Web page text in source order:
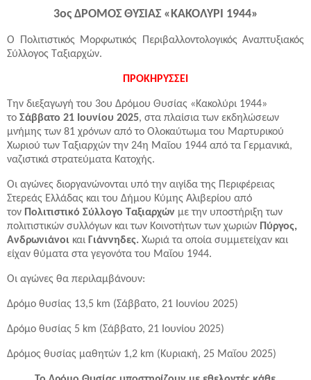
3ος ΔΡΟΜΟΣ ΘΥΣΙΑΣ «ΚΑΚΟΛΥΡΙ 1944»
Ο Πολιτιστικός Μορφωτικός Περιβαλλοντολογικός Αναπτυξιακός
Σύλλογος Ταξιαρχών.
ΠΡΟΚΗΡΥΣΣΕΙ
Την διεξαγωγή του 3ου Δρόμου Θυσίας «Κακολύρι 1944»
το Σάββατο 21 Ιουνίου 2025, στα πλαίσια των εκδηλώσεων
μνήμης των 81 χρόνων από το Ολοκαύτωμα του Μαρτυρικού
Χωριού των Ταξιαρχών την 24η Μαΐου 1944 από τα Γερμανικά,
ναζιστικά στρατεύματα Κατοχής.
Οι αγώνες διοργανώνονται υπό την αιγίδα της Περιφέρειας
Στερεάς Ελλάδας και του Δήμου Κύμης Αλιβερίου από
τον Πολιτιστικό Σύλλογο Ταξιαρχών με την υποστήριξη των
πολιτιστικών συλλόγων και των Κοινοτήτων των χωριών Πύργος,
Ανδρωνιάνοι και Γιάννηδες. Χωριά τα οποία συμμετείχαν και
είχαν θύματα στα γεγονότα του Μαΐου 1944.
Οι αγώνες θα περιλαμβάνουν:
Δρόμο θυσίας 13,5 km (Σάββατο, 21 Ιουνίου 2025)
Δρόμο θυσίας 5 km (Σάββατο, 21 Ιουνίου 2025)
Δρόμος θυσίας μαθητών 1,2 km (Κυριακή, 25 Μαΐου 2025)